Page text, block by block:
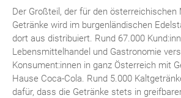
Der Großteil, der für den
Getränke wird im burgenländischen
dort aus distribuiert. Rund 67.000
Lebensmittelhandel und Gastronomie
Konsument:innen in ganz Österreich mit
Hause Coca-Cola. Rund 5.000
dafür, dass die Getränke stets in